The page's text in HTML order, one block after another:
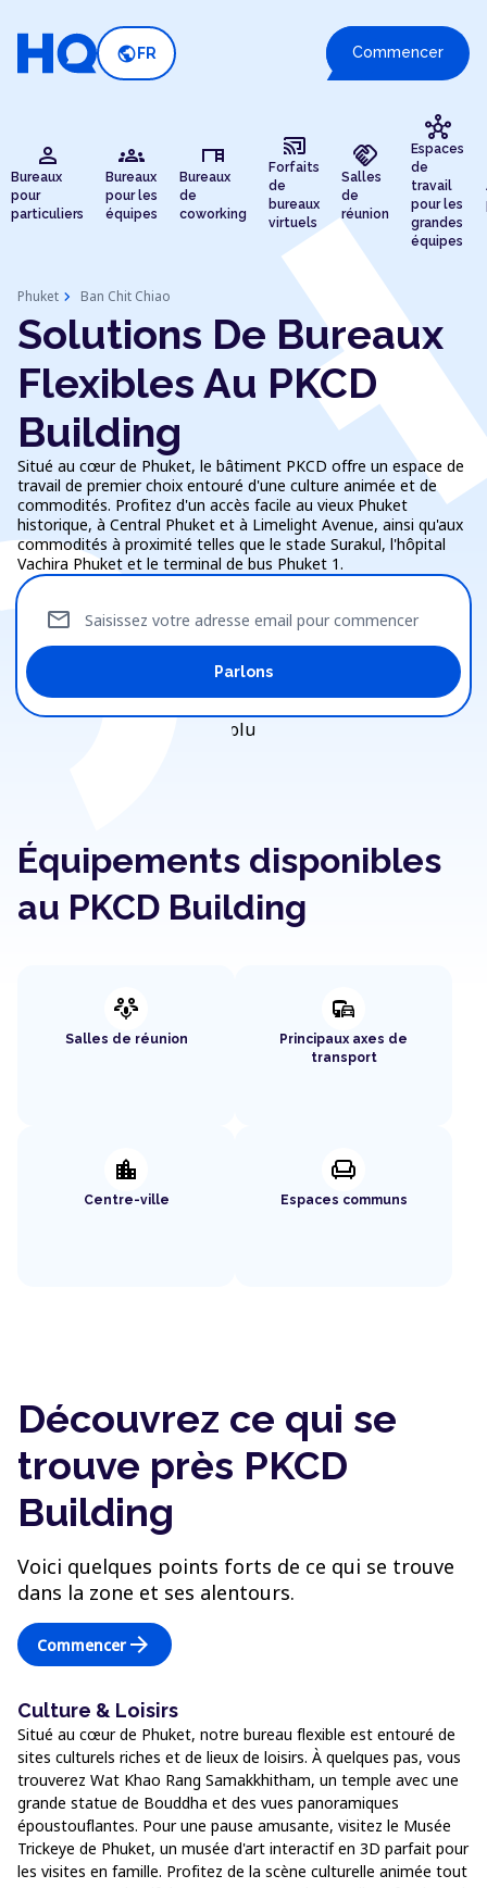
public FR Commencer
person
Bureaux
pour
particuliers
groups
Bureaux
pour les
équipes
desk
Bureaux
de
coworking
cast_connected
Forfaits
de
bureaux
virtuels
handshake
Salles
de
réunion
hub
Espaces
de
travail
pour les
grandes
équipes
Phuket chevron_right Ban Chit Chiao
Solutions De Bureaux
Flexibles Au PKCD
Building
Situé au cœur de Phuket, le bâtiment PKCD offre un espace de
travail de premier choix entouré d'une culture animée et de
commodités. Profitez d'un accès facile au vieux Phuket
historique, à Central Phuket et à Limelight Avenue, ainsi qu'aux
commodités à proximité telles que le stade Surakul, l'hôpital
Vachira Phuket et le terminal de bus Phuket 1.
Saisissez votre adresse email pour commencer
mail
Parlons
Équipements disponibles
au PKCD Building
adaptive_audio_mic
Salles de réunion
commute
Principaux axes de
transport
location_city
Centre-ville
chair
Espaces communs
Découvrez ce qui se
trouve près PKCD
Building
Voici quelques points forts de ce qui se trouve
dans la zone et ses alentours.
Commencerarrow_forward
Culture & Loisirs
Situé au cœur de Phuket, notre bureau flexible est entouré de
sites culturels riches et de lieux de loisirs. À quelques pas, vous
trouverez Wat Khao Rang Samakkhitham, un temple avec une
grande statue de Bouddha et des vues panoramiques
époustouflantes. Pour une pause amusante, visitez le Musée
Trickeye de Phuket, un musée d'art interactif en 3D parfait pour
les visites en famille. Profitez de la scène culturelle animée tout